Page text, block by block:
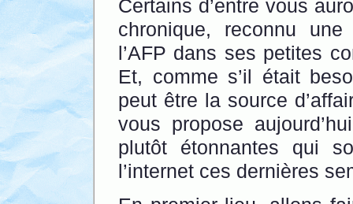
Certains d’entre vous
chronique, reconnu
l’AFP dans ses petites
Et, comme s’il était
peut être la source
vous propose
plutôt étonnantes qui
l’internet ces dernières